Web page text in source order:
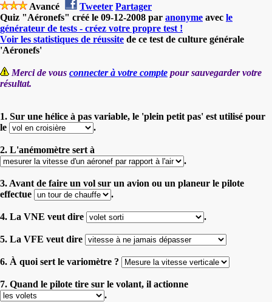
Avancé Tweeter Partager
Quiz "Aéronefs" créé le 09-12-2008 par anonyme avec le
générateur de tests - créez votre propre test !
Voir les statistiques de réussite de ce test de culture générale
'Aéronefs'
Merci de vous connecter à votre compte pour sauvegarder votre
résultat.
1. Sur une hélice à pas variable, le 'plein petit pas' est utilisé pour
le
.
2. L'anémomètre sert à
.
3. Avant de faire un vol sur un avion ou un planeur le pilote
effectue
.
4. La VNE veut dire .
5. La VFE veut dire
6. À quoi sert le variomètre ?
7. Quand le pilote tire sur le volant, il actionne
.